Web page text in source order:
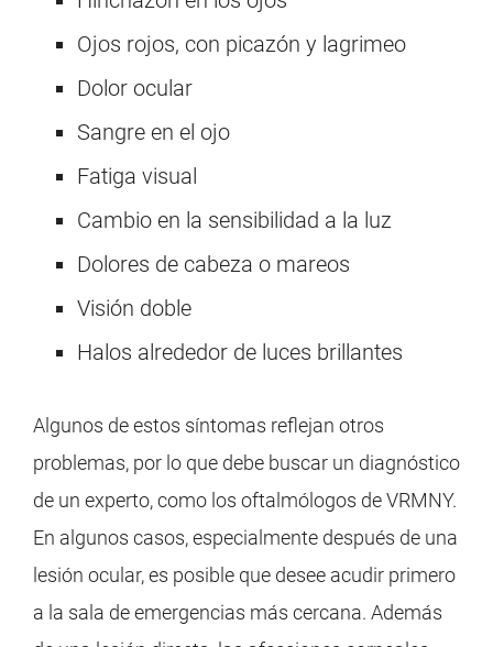
Ojos rojos, con picazón y lagrimeo
Dolor ocular
Sangre en el ojo
Fatiga visual
Cambio en la sensibilidad a la luz
Dolores de cabeza o mareos
Visión doble
Halos alrededor de luces brillantes
Algunos de estos síntomas reflejan otros
problemas, por lo que debe buscar un diagnóstico
de un experto, como los oftalmólogos de VRMNY.
En algunos casos, especialmente después de una
lesión ocular, es posible que desee acudir primero
a la sala de emergencias más cercana. Además